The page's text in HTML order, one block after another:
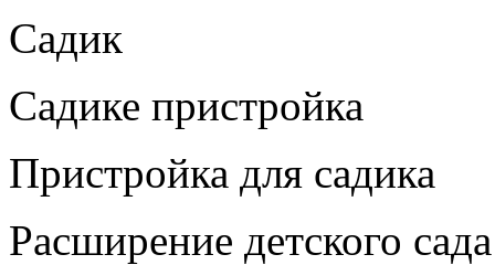
Садик
Садике пристройка
Пристройка для садика
Расширение детского сада